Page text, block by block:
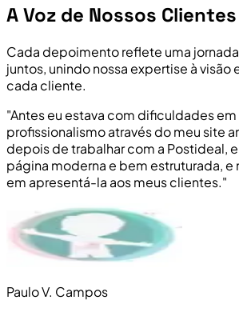
A Voz de Nossos Clientes
Cada depoimento reflete uma
juntos, unindo nossa expertise à visão
cada cliente.
"Antes eu estava com dificuldades
profissionalismo através do meu site
depois de trabalhar com a Postideal,
página moderna e bem estruturada, e
em apresentá-la aos meus clientes."
Paulo V. Campos